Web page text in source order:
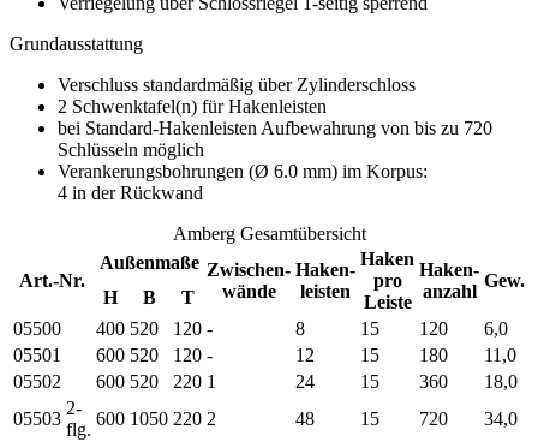
Grundausstattung
Verschluss standardmäßig über Zylinderschloss
2 Schwenktafel(n) für Hakenleisten
bei Standard-Hakenleisten Aufbewahrung von bis zu 720
Schlüsseln möglich
Verankerungsbohrungen (Ø 6.0 mm) im Korpus:
4 in der Rückwand
Amberg Gesamtübersicht
Art.-Nr.
Außenmaße Zwischen-
wände
Haken-
leisten
Haken
pro
Leiste
Haken-
anzahl
Gew.
H
B
T
05500
400 520 120 - 8 15 120
6,0
05501
600 520 120 - 12 15 180
11,0
05502
600 520 220 1 24 15 360
18,0
05503
2-
flg.
600 1050 220 2 48 15 720
34,0